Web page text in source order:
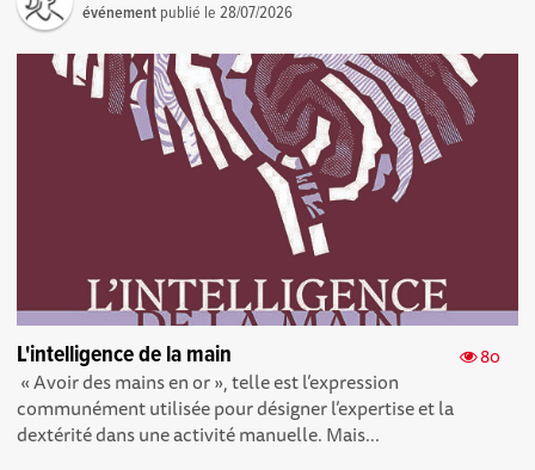
événement publié le28/07/2026
80
L'intelligence de la main
« Avoir des mains en or », telle est l’expression
communément utilisée pour désigner l’expertise et la
dextérité dans une activité manuelle. Mais...